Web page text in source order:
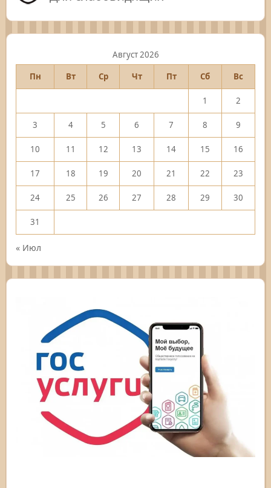
Август 2026
Пн
Вт Ср Чт Пт Сб Вс
1 2
3 4 5 6 7 8 9
10 11 12 13 14 15 16
17 18 19 20 21 22 23
24 25 26 27 28 29 30
31
« Июл